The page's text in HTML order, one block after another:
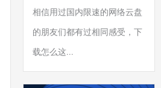
相信用过国内限速的网络云盘
的朋友们都有过相同感受，下
载怎么这...